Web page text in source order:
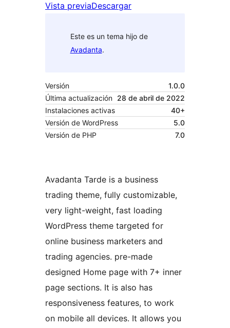
Vista previaDescargar
Este es un tema hijo de
Avadanta.
Versión
1.0.0
Última actualización 28 de abril de 2022
Instalaciones activas
40+
Versión de WordPress
5.0
Versión de PHP
7.0
Avadanta Tarde is a business
trading theme, fully customizable,
very light-weight, fast loading
WordPress theme targeted for
online business marketers and
trading agencies. pre-made
designed Home page with 7+ inner
page sections. It is also has
responsiveness features, to work
on mobile all devices. It allows you